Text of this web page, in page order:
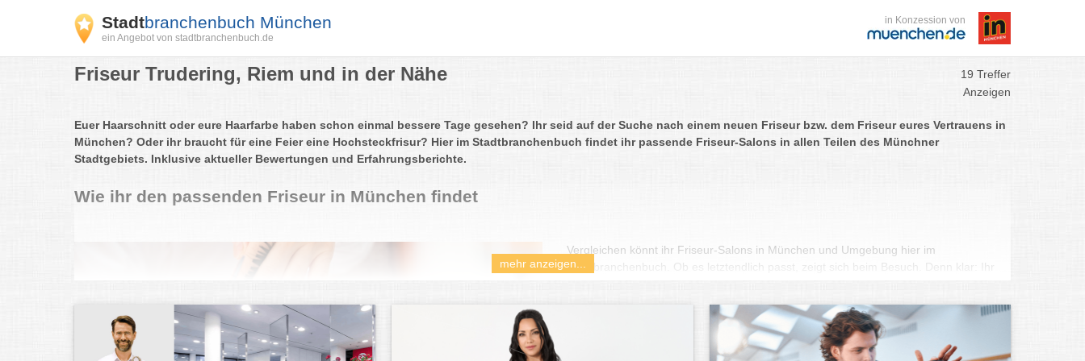
Stadtbranchenbuch München
ein Angebot von stadtbranchenbuch.de
in Konzession von
Friseur Trudering, Riem und in der Nähe
19 Treffer
Anzeigen
Euer Haarschnitt oder eure Haarfarbe haben schon einmal bessere Tage gesehen? Ihr seid auf der Suche nach einem neuen Friseur bzw. dem Friseur eures Vertrauens in
München? Oder ihr braucht für eine Feier eine Hochsteckfrisur? Hier im Stadtbranchenbuch findet ihr passende Friseur-Salons in allen Teilen des Münchner
Stadtgebiets. Inklusive aktueller Bewertungen und Erfahrungsberichte.
Wie ihr den passenden Friseur in München findet
Vergleichen könnt ihr Friseur-Salons in München und Umgebung hier im
Stadtbranchenbuch. Ob es letztendlich passt, zeigt sich beim Besuch. Denn klar: Ihr
Friseur spielen dabei eine Rolle. Denn ein Friseur sollte nicht nur sein Handwerk
beherrschen, sondern auch wissen, was seine Kunden aus München brauchen.
mehr anzeigen...